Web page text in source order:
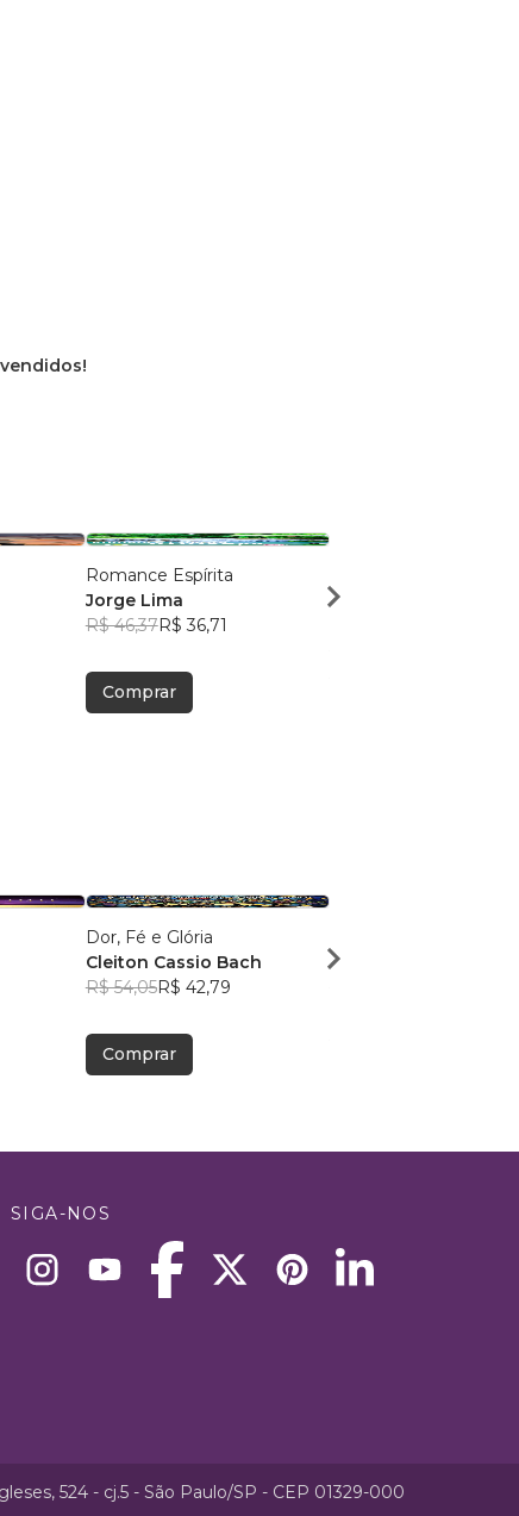
Romance Espírita
Jorge Lima
R$ 46,37R$ 36,71
Comprar
da Alma na Transição
Dor, Fé e Glória
Cleiton Cassio Bach
R$ 54,05R$ 42,79
Comprar
Simone Lacerda
SIGA-NOS
524 - cj.5 - São Paulo/SP - CEP 01329-000